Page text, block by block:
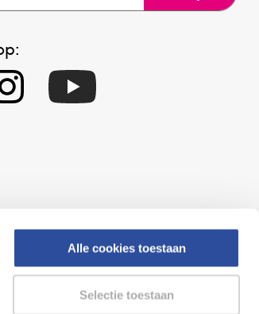
Alle cookies toestaan
Selectie toestaan
Altijd onze folder bij de hand
Check onze folders ⁠bij